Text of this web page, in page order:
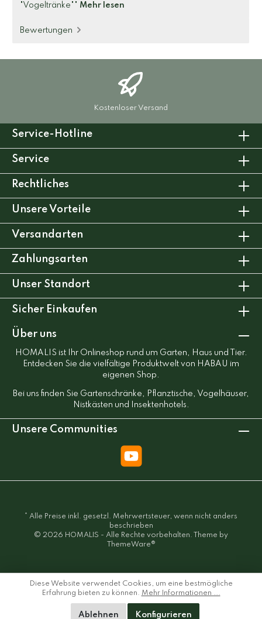
"Vogeltränke"" Mehr lesen
Bewertungen
Kostenloser Versand
Service-Hotline
Service
Rechtliches
Unsere Vorteile
Versandarten
Zahlungsarten
Unser Standort
Sicher Einkaufen
Über uns
HOMALIS ist Ihr Onlineshop rund um Garten, Haus und Tier.
Entdecken Sie die vielfältige Produktwelt von HABAU im
eigenen Shop.
Bei uns finden Sie Gartenschränke, Pflanztische, Vogelhäuser,
Nistkästen und Insektenhotels.
Unsere Communities
* Alle Preise inkl. gesetzl. Mehrwertsteuer, wenn nicht anders
beschrieben
© 2026 HOMALIS - Alle Rechte vorbehalten. Theme by
ThemeWare®
Diese Website verwendet Cookies, um eine bestmögliche
Erfahrung bieten zu können. Mehr Informationen ...
Ablehnen Konfigurieren